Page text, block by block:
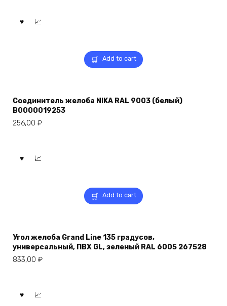
Add to cart
Соединитель желоба NIKA RAL 9003 (белый)
В0000019253
256,00 ₽
Add to cart
Угол желоба Grand Line 135 градусов,
универсальный, ПВХ GL, зеленый RAL 6005 267528
833,00 ₽